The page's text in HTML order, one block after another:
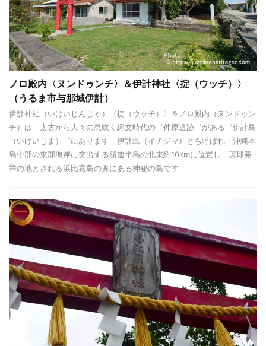
ノロ殿内〈ヌンドゥンチ〉＆伊計神社〈掟（ウッチ）〉
（うるま市与那城伊計）
伊計神社（いけいじんじゃ）〈掟（ウッチ）〉＆ノロ殿内（ヌンドゥン
チ）は 太古から人々の息吹く縄文時代の゛仲原遺跡゛がある゛伊計島
（いけいじま）゛にあります 伊計島（イチジマ）とも呼ばれ 沖縄本
島中部の東部海岸に突出する勝連半島の北東約10kmに位置し 琉球発
祥の地とされる浜比嘉島の奥にある神秘の島です